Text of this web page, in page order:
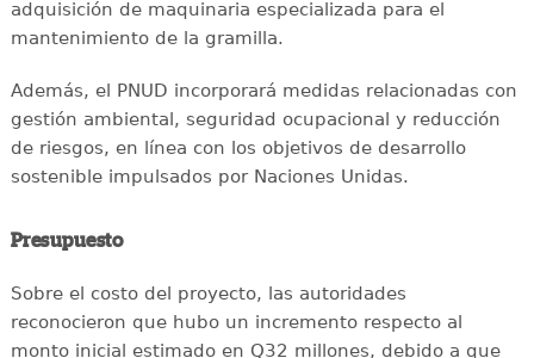
adquisición de maquinaria especializada para el
mantenimiento de la gramilla.
Además, el PNUD incorporará medidas relacionadas con
gestión ambiental, seguridad ocupacional y reducción
de riesgos, en línea con los objetivos de desarrollo
sostenible impulsados por Naciones Unidas.
Presupuesto
Sobre el costo del proyecto, las autoridades
reconocieron que hubo un incremento respecto al
monto inicial estimado en Q32 millones, debido a que